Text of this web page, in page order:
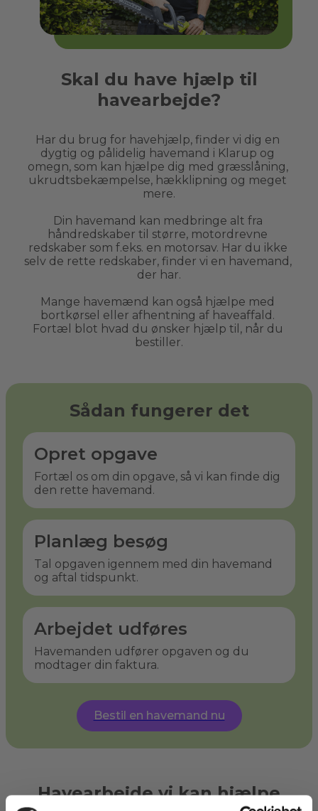
Skal du have hjælp til
havearbejde?
Har du brug for havehjælp, finder vi dig en
dygtig og pålidelig havemand i Klarup og
omegn, som kan hjælpe dig med græsslåning,
ukrudtsbekæmpelse, hækklipning og meget
mere.
Din havemand kan medbringe alt fra
håndredskaber til større, motordrevne
redskaber som f.eks. en motorsav. Har du ikke
selv de rette redskaber, finder vi en havemand,
der har.
Mange havemænd kan også hjælpe med
bortkørsel eller afhentning af haveaffald.
Fortæl blot hvad du ønsker hjælp til, når du
bestiller.
Sådan fungerer det
Opret opgave
Fortæl os om din opgave, så vi kan finde dig
den rette havemand.
Planlæg besøg
Tal opgaven igennem med din havemand
og aftal tidspunkt.
Arbejdet udføres
Havemanden udfører opgaven og du
modtager din faktura.
Bestil en havemand nu
Havearbejde vi kan hjælpe